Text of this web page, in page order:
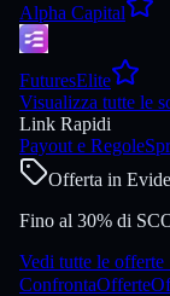
Alpha Capital
FuturesElite
Visualizza tutte le
Link Rapidi
Payout e Regole
Offerta in
Fino al 30% di
Vedi tutte le offerte
ConfrontaOfferte